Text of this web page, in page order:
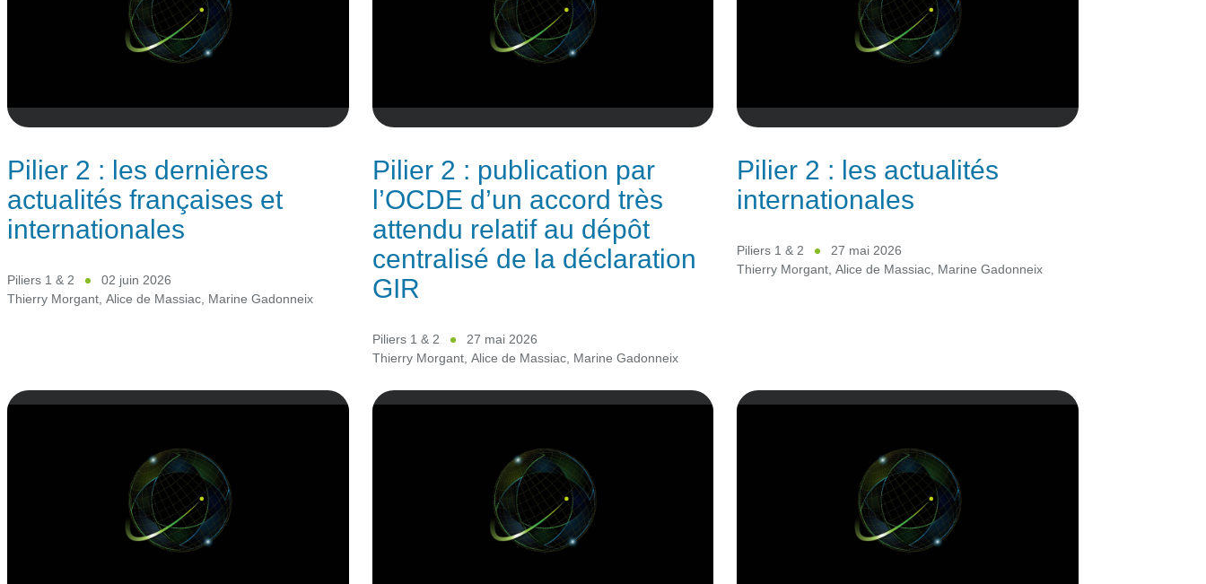
Pilier 2 : les dernières
actualités françaises et
internationales
Piliers 1 & 2
02 juin 2026
Thierry Morgant, Alice de Massiac, Marine Gadonneix
Pilier 2 : publication par
l’OCDE d’un accord très
attendu relatif au dépôt
centralisé de la déclaration
GIR
Piliers 1 & 2
27 mai 2026
Thierry Morgant, Alice de Massiac, Marine Gadonneix
Pilier 2 : les actualités
internationales
Piliers 1 & 2
27 mai 2026
Thierry Morgant,Alice de Massiac, Marine Gadonneix